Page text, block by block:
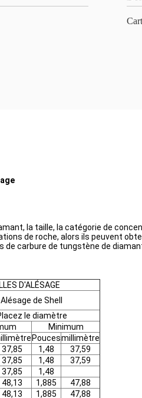
la taille, la catégorie de
de roche, alors ils peuvent
carbure de tungstène de
D'ALÉSAGE
Alésage de Shell
le diamètre
Minimum
Poucesmillimètre
37,85 1,48
37,59
37,85 1,48
37,59
37,85
1,48
48,13 1,885
47,88
48,13 1,885
47,88